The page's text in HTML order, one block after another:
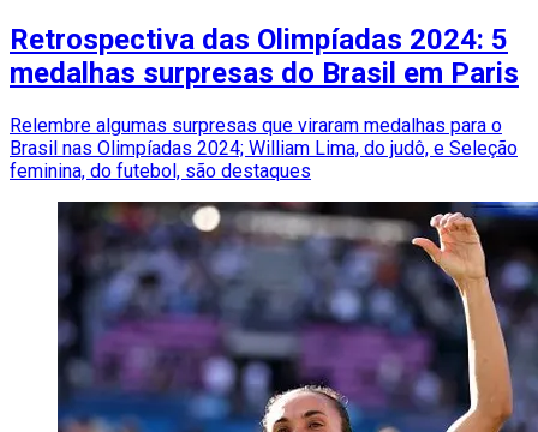
Retrospectiva das Olimpíadas 2024: 5
medalhas surpresas do Brasil em Paris
Relembre algumas surpresas que viraram medalhas para o
Brasil nas Olimpíadas 2024; William Lima, do judô, e Seleção
feminina, do futebol, são destaques